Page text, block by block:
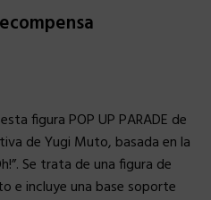
figura POP UP PARADE de
de Yugi Muto, basada en la
Se trata de una figura de
e incluye una base soporte